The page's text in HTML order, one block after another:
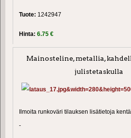
Tuote: 1242947
Hinta: 6.75 €
Mainosteline, metallia,
julistetaskulla
Ilmoita runkoväri tilauksen lisätietoja
-